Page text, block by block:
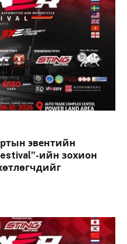
эвентийн
ийн зохион